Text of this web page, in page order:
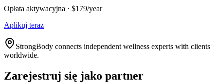
Opłata aktywacyjna · $179/year
Aplikuj teraz
StrongBody connects independent wellness experts with clients
worldwide.
Zarejestruj się jako partner